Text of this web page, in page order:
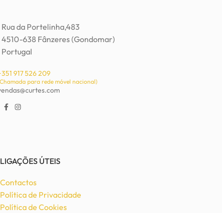
Rua da Portelinha,483
4510-638 Fânzeres (Gondomar)
Portugal
917 526 209
para rede móvel nacional)
LIGAÇÕES ÚTEIS
Contactos
Política de Privacidade
Política de Cookies